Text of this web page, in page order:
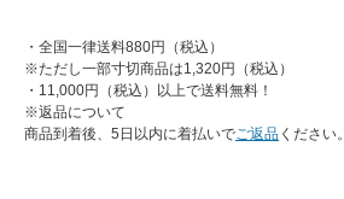
・全国一律送料880円（税込）
※ただし一部寸切商品は1,320円（税込）
・11,000円（税込）以上で送料無料！
※返品について
商品到着後、5日以内に着払いでご返品 ください。